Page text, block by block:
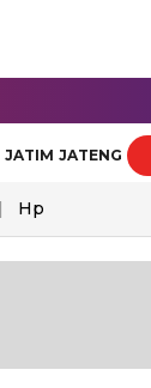
JATIM JATENG
Hp